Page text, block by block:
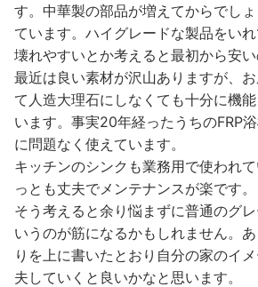
す。中華製の部品が増えてからでし
ています。ハイグレードな製品をい
壊れやすいとか考えると最初から安い
最近は良い素材が沢山ありますが、
て人造大理石にしなくても十分に機
います。事実20年経ったうちのFRP
に問題なく使えています。
キッチンのシンクも業務用で使われ
っとも丈夫でメンテナンスが楽です。
そう考えると余り悩まずに普通のグ
いうのが筋になるかもしれません。
りを上に書いたとおり自分の家のイ
夫していくと良いかなと思います。